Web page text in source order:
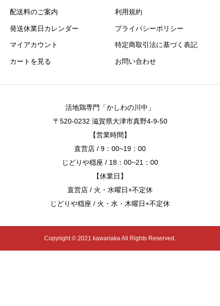
配送料のご案内
発送休業日カレンダー
マイアカウント
カートを見る
利用規約
プライバシーポリシー
特定商取引法に基づく表記
お問い合わせ
活地鶏専門「かしわの川中」
〒520-0232 滋賀県大津市真野4-9-50
【営業時間】
直営店 / 9：00~19：00
じどりや穏座 / 18：00~21：00
【休業日】
直営店 / 火・水曜日+不定休
じどりや穏座 / 火・水・木曜日+不定休
Copyright © 2021 kawanaka All Rights Reserved.